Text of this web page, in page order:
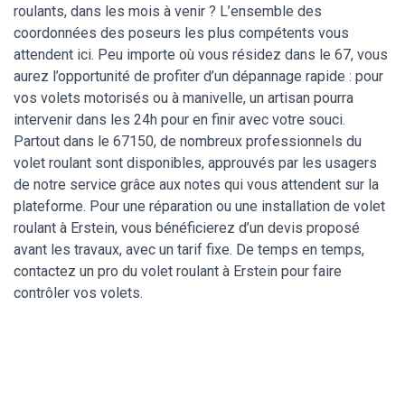
roulants, dans les mois à venir ? L’ensemble des
coordonnées des poseurs les plus compétents vous
attendent ici. Peu importe où vous résidez dans le 67, vous
aurez l’opportunité de profiter d’un dépannage rapide : pour
vos volets motorisés ou à manivelle, un artisan pourra
intervenir dans les 24h pour en finir avec votre souci.
Partout dans le 67150, de nombreux professionnels du
volet roulant sont disponibles, approuvés par les usagers
de notre service grâce aux notes qui vous attendent sur la
plateforme. Pour une réparation ou une installation de volet
roulant à Erstein, vous bénéficierez d’un devis proposé
avant les travaux, avec un tarif fixe. De temps en temps,
contactez un pro du volet roulant à Erstein pour faire
contrôler vos volets.